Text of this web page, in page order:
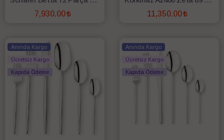
7,930.00
11,350.00
Anında Kargo
Ücretsiz Kargo
Kapıda Ödeme
Anında Kargo
Ücretsiz Kargo
Kapıda Ödeme